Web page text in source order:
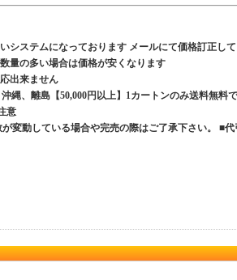
システムになっております メールにて価格訂正し
の多い場合は価格が安くなります
出来ません
縄、離島【50,000円以上】1カートンのみ送料無
注意
変動している場合や完売の際はご了承下さい。 ■